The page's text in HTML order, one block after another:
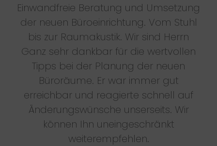
Einwandfreie Beratung und Umsetzung
der neuen Büroeinrichtung. Vom Stuhl
bis zur Raumakustik. Wir sind Herrn
Ganz sehr dankbar für die wertvollen
Tipps bei der Planung der neuen
Büroräume. Er war immer gut
erreichbar und reagierte schnell auf
Änderungswünsche unserseits. Wir
können Ihn uneingeschränkt
weiterempfehlen.